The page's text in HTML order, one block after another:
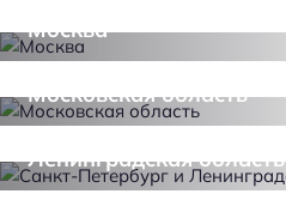
Москва
Московская область
Санкт-Петербург и
Ленинградская область